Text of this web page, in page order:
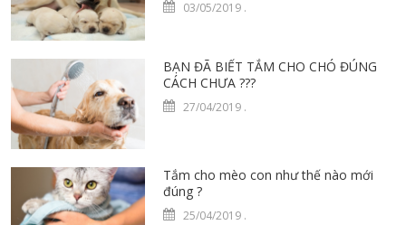
03/05/2019 .
BẠN ĐÃ BIẾT TẮM CHO CHÓ ĐÚNG
CÁCH CHƯA ???
27/04/2019 .
Tắm cho mèo con như thế nào mới
đúng ?
25/04/2019 .